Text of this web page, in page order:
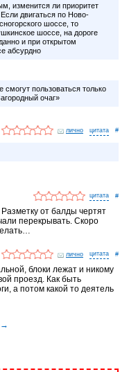
изменится ли приоритет
двигаться по Ново-
шоссе, то
шоссе, на дороге
и при открытом
абсурдно
пользоваться только
очаг»
лично #
#
от балды чертят
перекрывать. Скоро
лично #
блоки лежат и никому
проезд. Как быть
а потом какой то деятель